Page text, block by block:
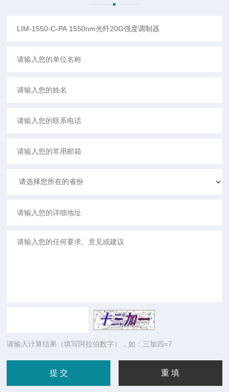
请输入计算结果（填写阿拉伯数字），如：三加四=7